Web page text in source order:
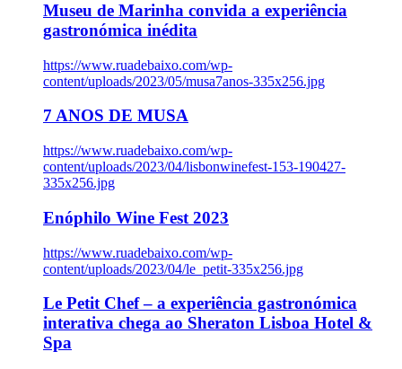
Museu de Marinha convida a experiência
gastronómica inédita
https://www.ruadebaixo.com/wp-
content/uploads/2023/05/musa7anos-335x256.jpg
7 ANOS DE MUSA
https://www.ruadebaixo.com/wp-
content/uploads/2023/04/lisbonwinefest-153-190427-
335x256.jpg
Enóphilo Wine Fest 2023
https://www.ruadebaixo.com/wp-
content/uploads/2023/04/le_petit-335x256.jpg
Le Petit Chef – a experiência gastronómica
interativa chega ao Sheraton Lisboa Hotel &
Spa